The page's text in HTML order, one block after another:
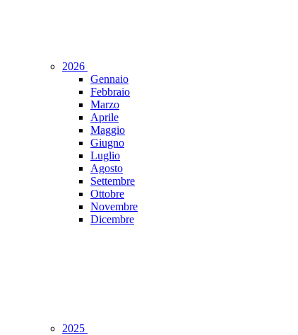
2026
Gennaio
Febbraio
Marzo
Aprile
Maggio
Giugno
Luglio
Agosto
Settembre
Ottobre
Novembre
Dicembre
2025